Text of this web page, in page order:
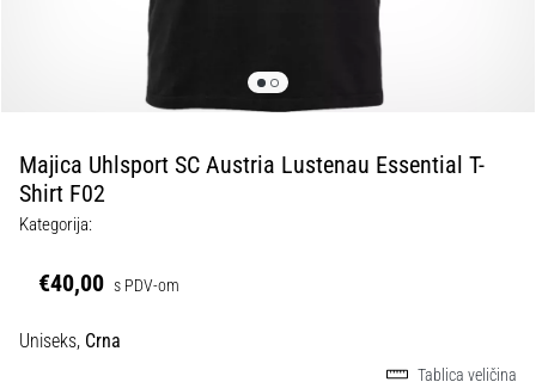
1. 7. 2025
•
1 min. čitanja
Play
for
More
Victories
Majica Uhlsport SC Austria Lustenau Essential T-
Shirt F02
Kategorija:
€40,00 s PDV-om
Uniseks, Crna
Tablica veličina